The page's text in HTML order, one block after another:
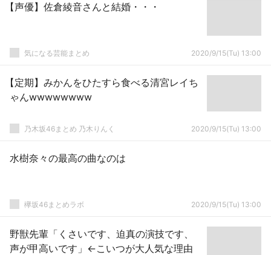
【声優】佐倉綾音さんと結婚・・・
気になる芸能まとめ 2020/9/15(Tu) 13:00
【定期】みかんをひたすら食べる清宮レイち
ゃんwwwwwwww
乃木坂46まとめ 乃木りんく 2020/9/15(Tu) 13:00
水樹奈々の最高の曲なのは
欅坂46まとめラボ 2020/9/15(Tu) 13:00
野獣先輩「くさいです、迫真の演技です、
声が甲高いです」←こいつが大人気な理由